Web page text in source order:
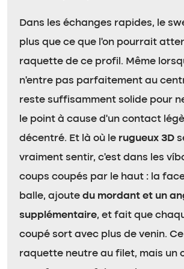
Dans les échanges rapides, le
plus que ce que l’on pourrait
raquette de ce profil. Même
n’entre pas parfaitement au
reste suffisamment solide pour
le point à cause d’un contact
décentré. Et là où le rugueux 3D
vraiment sentir, c’est dans les
coups coupés par le haut : la
balle, ajoute du mordant et un
supplémentaire, et fait que
coupé sort avec plus de venin. Ce
raquette neutre au filet, mais un